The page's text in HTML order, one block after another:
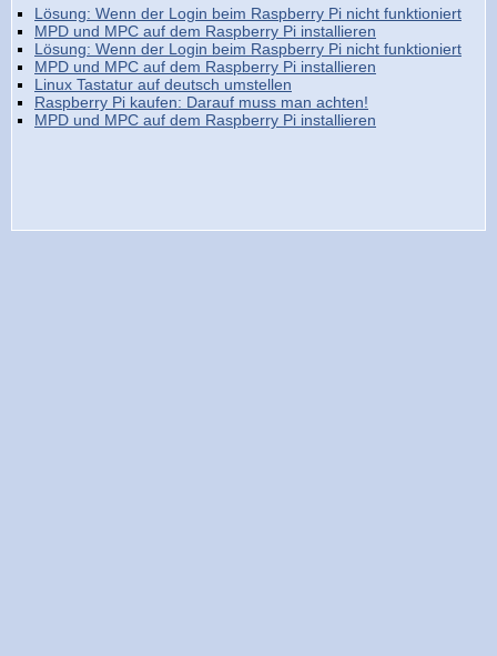
Lösung: Wenn der Login beim Raspberry Pi nicht funktioniert
MPD und MPC auf dem Raspberry Pi installieren
Lösung: Wenn der Login beim Raspberry Pi nicht funktioniert
MPD und MPC auf dem Raspberry Pi installieren
Linux Tastatur auf deutsch umstellen
Raspberry Pi kaufen: Darauf muss man achten!
MPD und MPC auf dem Raspberry Pi installieren